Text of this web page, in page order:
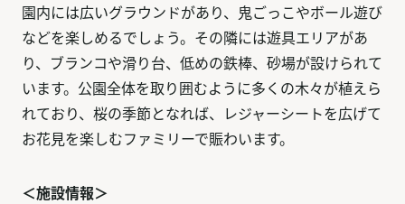
園内には広いグラウンドがあり、鬼ごっこやボール遊び
などを楽しめるでしょう。その隣には遊具エリアがあ
り、ブランコや滑り台、低めの鉄棒、砂場が設けられて
います。公園全体を取り囲むように多くの木々が植えら
れており、桜の季節となれば、レジャーシートを広げて
お花見を楽しむファミリーで賑わいます。
＜施設情報＞